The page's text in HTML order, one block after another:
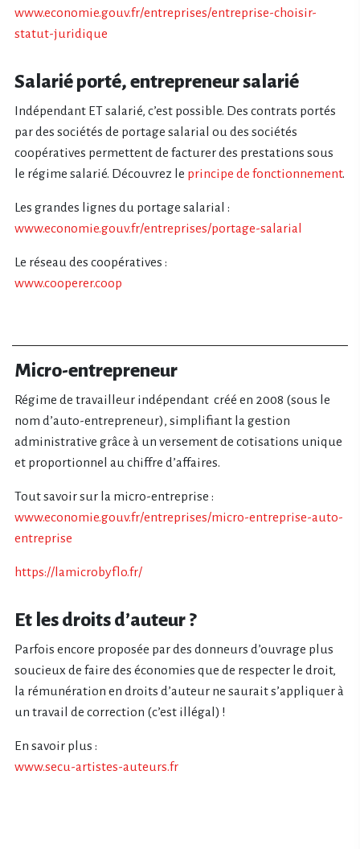
www.economie.gouv.fr/entreprises/entreprise-choisir-
statut-juridique
Salarié porté, entrepreneur salarié
Indépendant ET salarié, c’est possible. Des contrats portés
par des sociétés de portage salarial ou des sociétés
coopératives permettent de facturer des prestations sous
le régime salarié. Découvrez le principe de fonctionnement.
Les grandes lignes du portage salarial :
www.economie.gouv.fr/entreprises/portage-salarial
Le réseau des coopératives :
www.cooperer.coop
Micro-entrepreneur
Régime de travailleur indépendant créé en 2008 (sous le
nom d’auto-entrepreneur), simplifiant la gestion
administrative grâce à un versement de cotisations unique
et proportionnel au chiffre d’affaires.
Tout savoir sur la micro-entreprise :
www.economie.gouv.fr/entreprises/micro-entreprise-auto-
entreprise
https://lamicrobyflo.fr/
Et les droits d’auteur ?
Parfois encore proposée par des donneurs d’ouvrage plus
soucieux de faire des économies que de respecter le droit,
la rémunération en droits d’auteur ne saurait s’appliquer à
un travail de correction (c’est illégal) !
En savoir plus :
www.secu-artistes-auteurs.fr